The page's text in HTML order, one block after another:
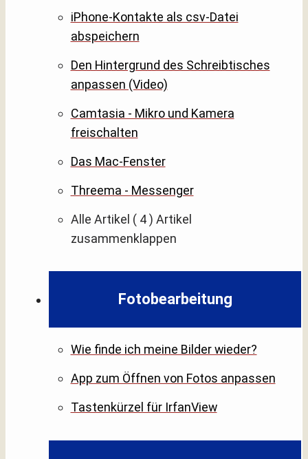
iPhone-Kontakte als csv-Datei
abspeichern
Den Hintergrund des Schreibtisches
anpassen (Video)
Camtasia - Mikro und Kamera
freischalten
Das Mac-Fenster
Threema - Messenger
Alle Artikel ( 4 ) Artikel
zusammenklappen
Fotobearbeitung
Wie finde ich meine Bilder wieder?
App zum Öffnen von Fotos anpassen
Tastenkürzel für IrfanView